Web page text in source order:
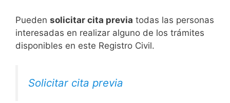
​Pueden solicitar cita previa todas las personas
interesadas en realizar alguno de los trámites
disponibles en este Registro Civil.​
Solicitar cita previa